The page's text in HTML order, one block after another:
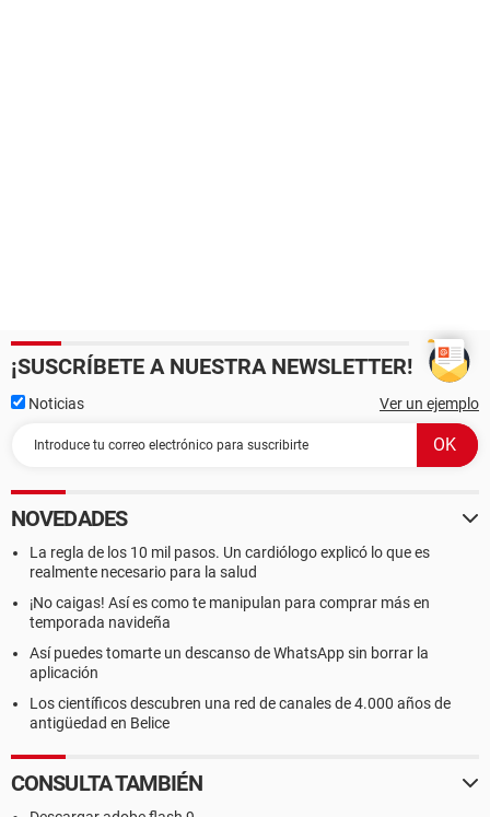
¡SUSCRÍBETE A NUESTRA NEWSLETTER!
Noticias Ver un ejemplo
NOVEDADES
La regla de los 10 mil pasos. Un cardiólogo explicó lo que es
realmente necesario para la salud
¡No caigas! Así es como te manipulan para comprar más en
temporada navideña
Así puedes tomarte un descanso de WhatsApp sin borrar la
aplicación
Los científicos descubren una red de canales de 4.000 años de
antigüedad en Belice
CONSULTA TAMBIÉN